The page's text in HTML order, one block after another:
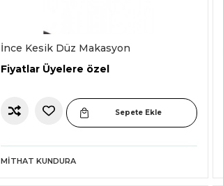
İnce Kesik Düz Makasyon
Fiyatlar Üyelere özel
Sepete Ekle
MITHAT KUNDURA